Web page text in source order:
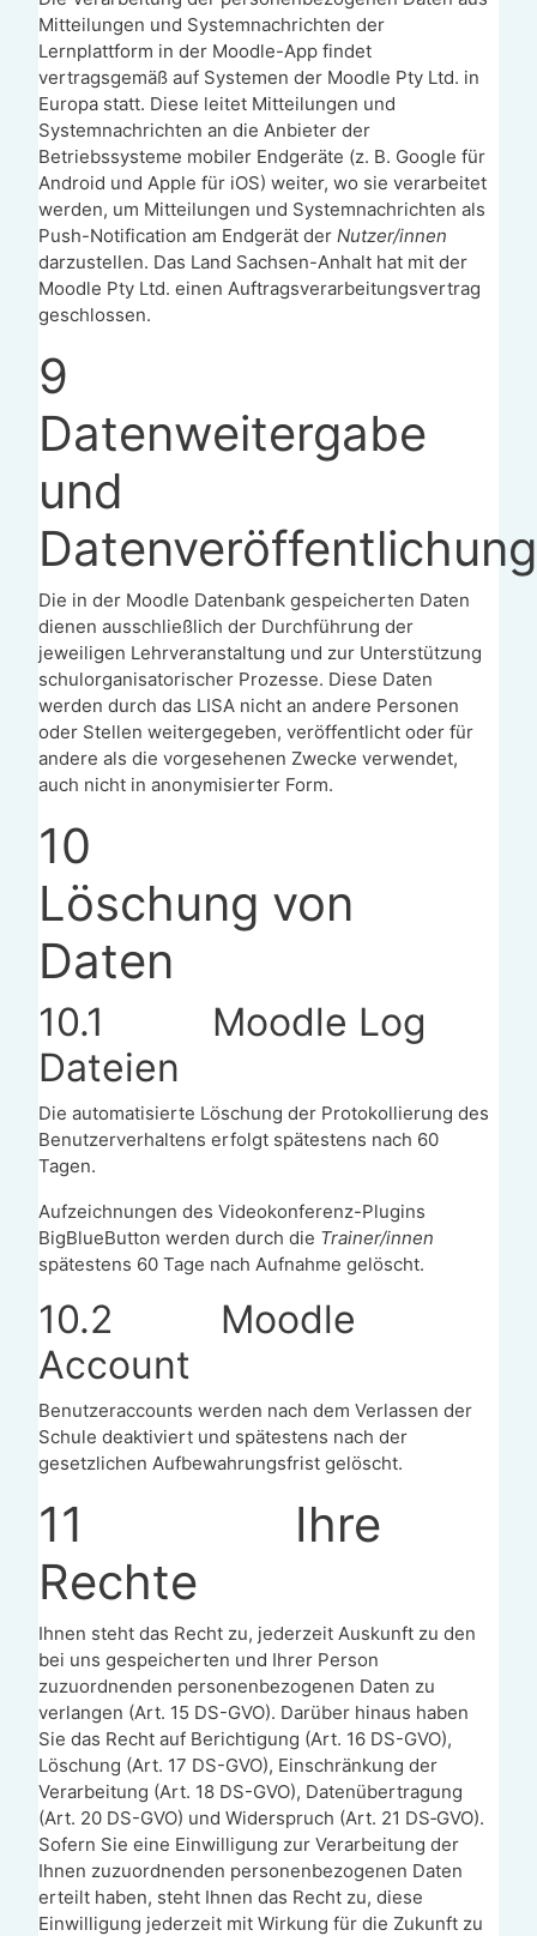
Mitteilungen und Systemnachrichten der
Lernplattform in der Moodle-App findet
vertragsgemäß auf Systemen der Moodle Pty Ltd. in
Europa statt. Diese leitet Mitteilungen und
Systemnachrichten an die Anbieter der
Betriebssysteme mobiler Endgeräte (z. B. Google für
Android und Apple für iOS) weiter, wo sie verarbeitet
werden, um Mitteilungen und Systemnachrichten als
Push-Notification am Endgerät der Nutzer/innen
darzustellen. Das Land Sachsen-Anhalt hat mit der
Moodle Pty Ltd. einen Auftragsverarbeitungsvertrag
geschlossen.
9
Datenweitergabe
und
Datenveröffentlichung
Die in der Moodle Datenbank gespeicherten Daten
dienen ausschließlich der Durchführung der
jeweiligen Lehrveranstaltung und zur Unterstützung
schulorganisatorischer Prozesse. Diese Daten
werden durch das LISA nicht an andere Personen
oder Stellen weitergegeben, veröffentlicht oder für
andere als die vorgesehenen Zwecke verwendet,
auch nicht in anonymisierter Form.
10
Löschung von
Daten
10.1 Moodle Log
Dateien
Die automatisierte Löschung der Protokollierung des
Benutzerverhaltens erfolgt spätestens nach 60
Tagen.
Aufzeichnungen des Videokonferenz-Plugins
BigBlueButton werden durch die Trainer/innen
spätestens 60 Tage nach Aufnahme gelöscht.
10.2 Moodle
Account
Benutzeraccounts werden nach dem Verlassen der
Schule deaktiviert und spätestens nach der
gesetzlichen Aufbewahrungsfrist gelöscht.
11 Ihre
Rechte
Ihnen steht das Recht zu, jederzeit Auskunft zu den
bei uns gespeicherten und Ihrer Person
zuzuordnenden personenbezogenen Daten zu
verlangen (Art. 15 DS-GVO). Darüber hinaus haben
Sie das Recht auf Berichtigung (Art. 16 DS-GVO),
Löschung (Art. 17 DS-GVO), Einschränkung der
Verarbeitung (Art. 18 DS-GVO), Datenübertragung
(Art. 20 DS-GVO) und Widerspruch (Art. 21 DS‑GVO).
Sofern Sie eine Einwilligung zur Verarbeitung der
Ihnen zuzuordnenden personenbezogenen Daten
erteilt haben, steht Ihnen das Recht zu, diese
Einwilligung jederzeit mit Wirkung für die Zukunft zu